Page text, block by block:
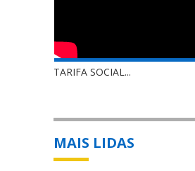
TARIFA SOCIAL...
MAIS LIDAS